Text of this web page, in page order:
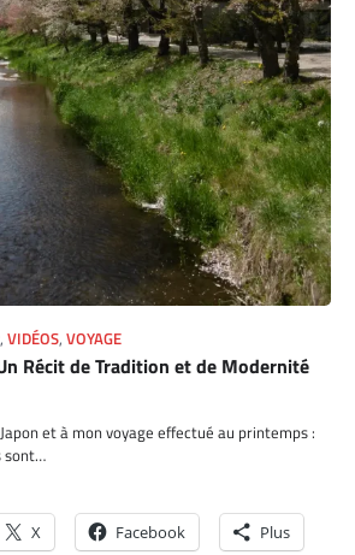
, VIDÉOS, VOYAGE
Récit de Tradition et de Modernité
et à mon voyage effectué au printemps :
sont…
X Facebook Plus